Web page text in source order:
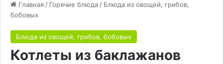
Главная / Горячие блюда / Блюда из овощей, грибов,
бобовых
Блюда из овощей, грибов, бобовых
Котлеты из баклажанов